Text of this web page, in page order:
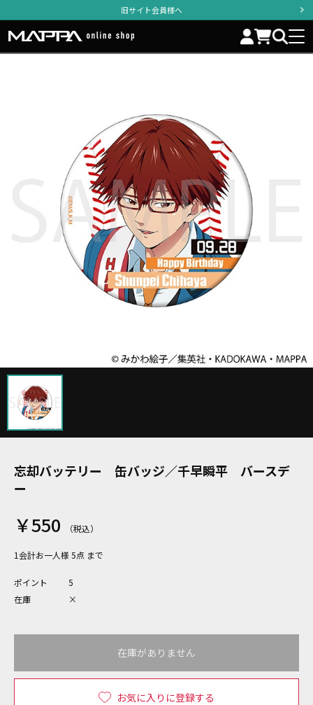
旧サイト会員様へ
忘却バッテリー 缶バッジ／千早瞬平 バースデ
ー
￥550
1会計お一人様 5点 まで
ポイント
5
在庫
×
お気に入りに登録する
在庫がありません